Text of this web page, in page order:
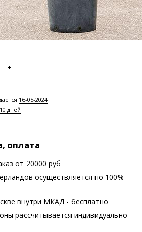
+
16-05-2024
дней
оплата
от 20000 руб
осуществляется по 100%
внутри МКАД - бесплатно
рассчитывается индивидуально